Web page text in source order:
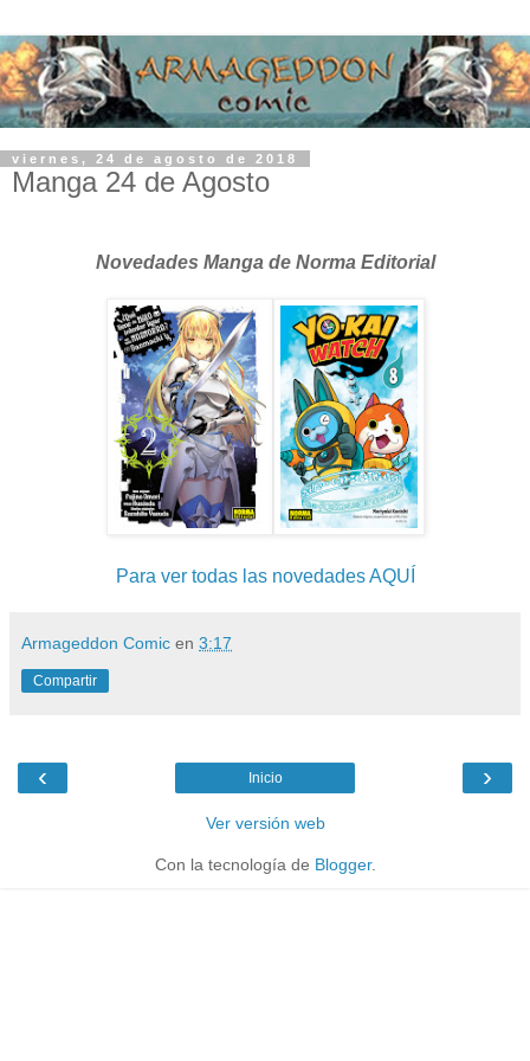
viernes, 24 de agosto de 2018
Manga 24 de Agosto
Novedades Manga de Norma Editorial
Para ver todas las novedades AQUÍ
Armageddon Comic en 3:17
Compartir
‹ ›
Inicio
Ver versión web
Con la tecnología de Blogger.